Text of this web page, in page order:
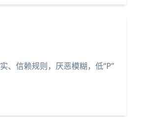
、信赖规则，厌恶模糊，低“P”